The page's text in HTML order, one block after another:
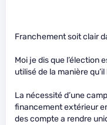
Franchement soit clair
Moi je dis que l’élection
utilisé de la manière
La nécessité d’une
financement extérieur
des compte a rendre